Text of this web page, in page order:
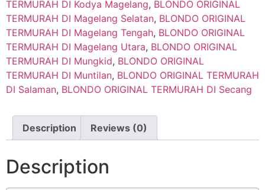
TERMURAH DI Kodya Magelang, BLONDO ORIGINAL
TERMURAH DI Magelang Selatan, BLONDO ORIGINAL
TERMURAH DI Magelang Tengah, BLONDO ORIGINAL
TERMURAH DI Magelang Utara, BLONDO ORIGINAL
TERMURAH DI Mungkid, BLONDO ORIGINAL
TERMURAH DI Muntilan, BLONDO ORIGINAL TERMURAH
DI Salaman, BLONDO ORIGINAL TERMURAH DI Secang
Description Reviews (0)
Description